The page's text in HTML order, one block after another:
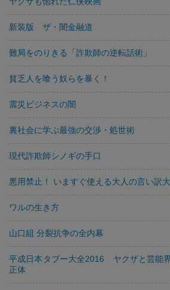
新装版 ザ・闇金融道
難局をのりきる「詐欺師の逆転話術」
貧乏人を喰う奴らを暴く！
震災ビジネスの闇
裏社会に学ぶ最強の交渉・処世術
現代詐欺師シノギの手口
悪用禁止！ いますぐ使える大人の言い訳
ワルの生き方
山口組 分裂抗争の全内幕
平成日本タブー大全2016 ヤクザと芸能
正体